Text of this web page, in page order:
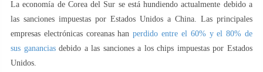
La economía de Corea del Sur se está hundiendo actualmente debido a
las sanciones impuestas por Estados Unidos a China. Las principales
empresas electrónicas coreanas hanperdido entre el 60% y el 80% de
sus gananciasdebido a las sanciones a los chips impuestas por Estados
Unidos.